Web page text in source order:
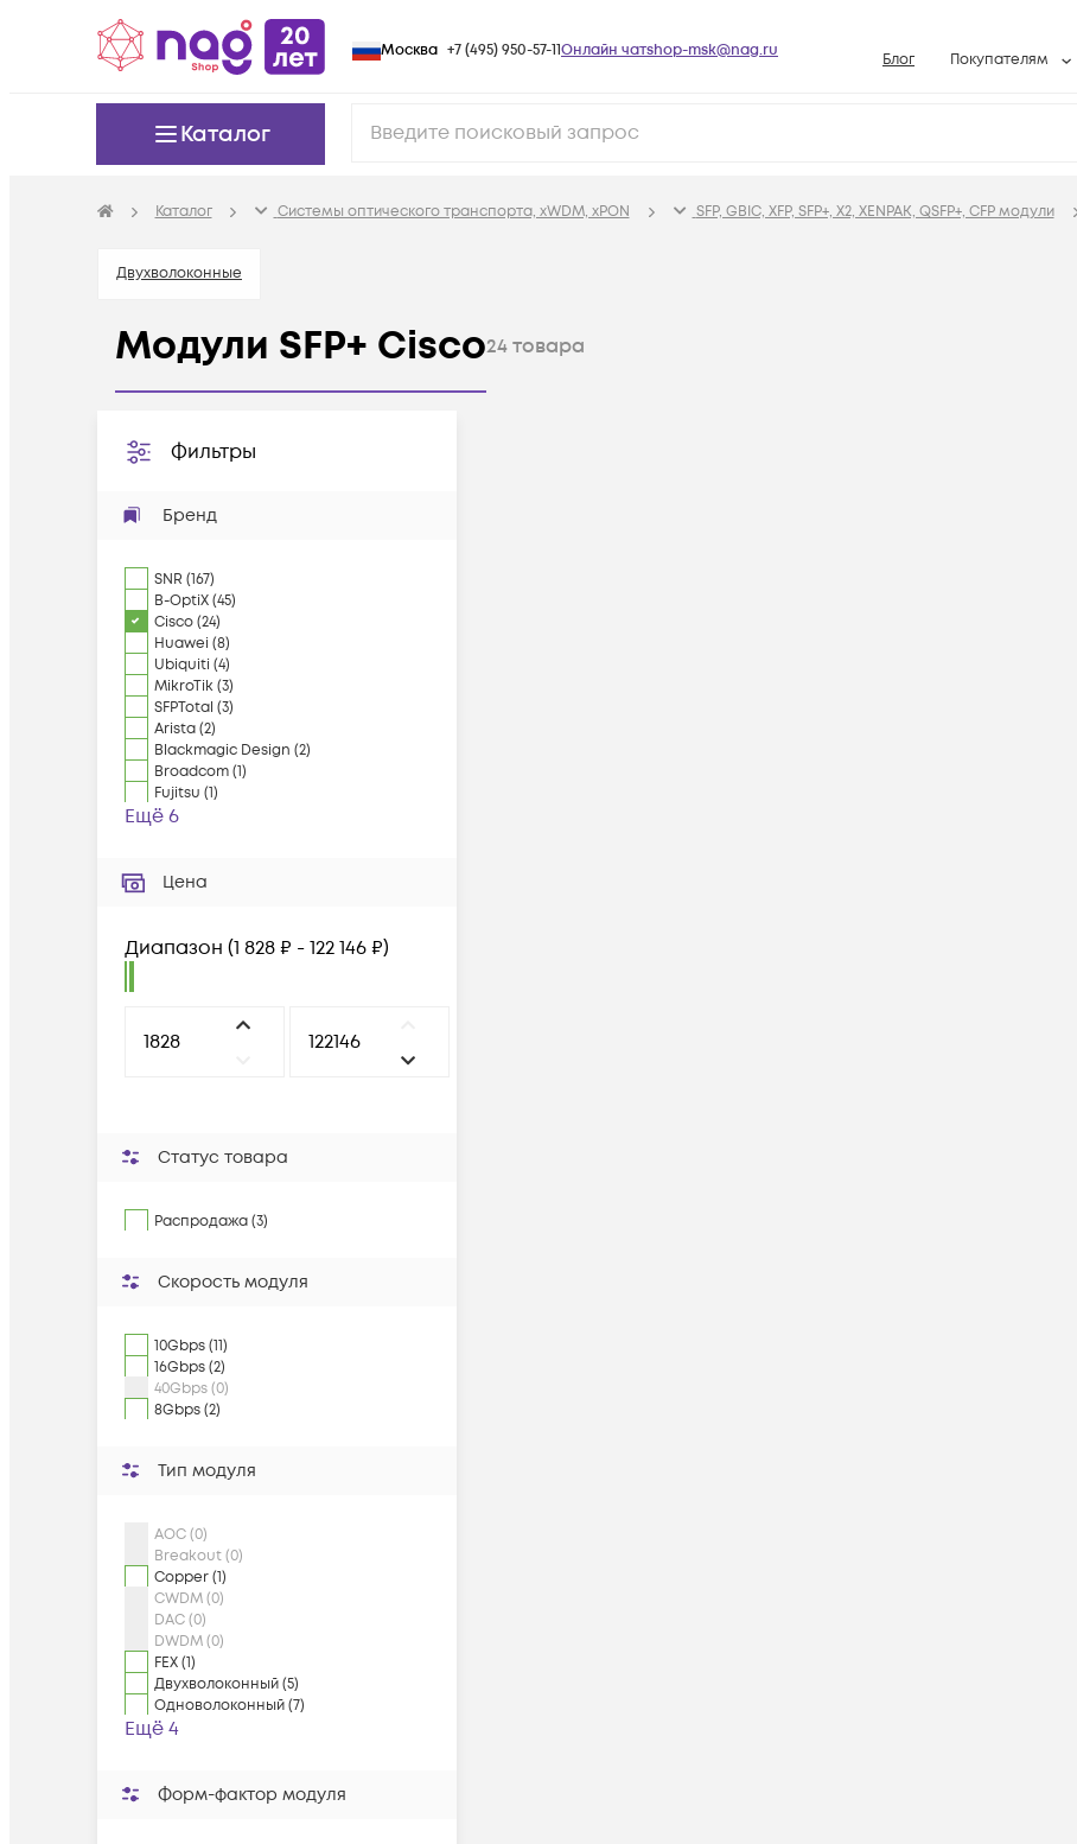
Москва +7 (495) 950-57-11Онлайн чатshop-msk@nag.ru Блог Покупателям
Условия доставки
Каталог
Каталог Системы оптического транспорта, xWDM, xPON SFP, GBIC, XFP, SFP+, X2, XENPAK, QSFP+, CFP модули
Двухволоконные
Модули SFP+ Cisco24товара
Фильтры
Бренд
SNR (167)
B-OptiX(45)
Cisco(24)
Huawei (8)
Ubiquiti (4)
MikroTik(3)
SFPTotal (3)
Arista(2)
Blackmagic Design (2)
Broadcom(1)
Fujitsu (1)
Ещё 6
Цена
Диапазон (1 828 ₽ - 122 146 ₽)
Статус товара
Распродажа (3)
Скорость модуля
10Gbps (11)
16Gbps (2)
40Gbps (0)
8Gbps (2)
Тип модуля
AOC (0)
Breakout (0)
Copper (1)
CWDM (0)
DAC (0)
DWDM (0)
FEX (1)
Двухволоконный (5)
Одноволоконный (7)
Ещё 4
Форм-фактор модуля